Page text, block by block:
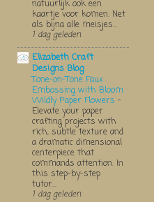
natuurlijk ook een
kaartje voor komen. Net
als bijna alle meisjes...
1 dag geleden
Elizabeth Craft
Designs Blog
Tone-on-Tone Faux
Embossing with Bloom
Wildly Paper Flowers -
Elevate your paper
crafting projects with
rich, subtle texture and
a dramatic dimensional
centerpiece that
commands attention. In
this step-by-step
tutor...
1 dag geleden